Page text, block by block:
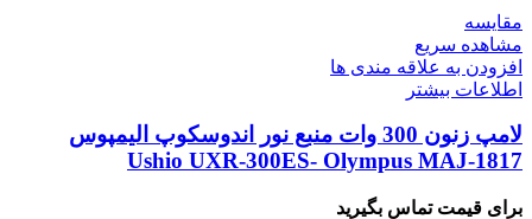
مقایسه
مشاهده سریع
افزودن به علاقه مندی ها
اطلاعات بیشتر
لامپ زنون 300 وات منبع نور اندوسکوپ الیمپوس
Ushio UXR-300ES- Olympus MAJ-1817
برای قیمت تماس بگیرید